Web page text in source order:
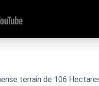
terrain de 106